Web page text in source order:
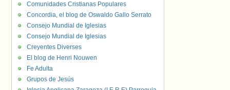
Comunidades Cristianas Populares
Concordia, el blog de Oswaldo Gallo Serrato
Consejo Mundial de Iglesias
Consejo Mundial de Iglesias
Creyentes Diverses
El blog de Henri Nouwen
Fe Adulta
Grupos de Jesús